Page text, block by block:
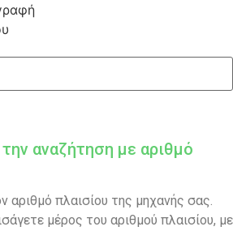
αναζήτηση με αριθμό
αριθμό πλαισίου της μηχανής σας.
μέρος του αριθμού πλαισίου, με